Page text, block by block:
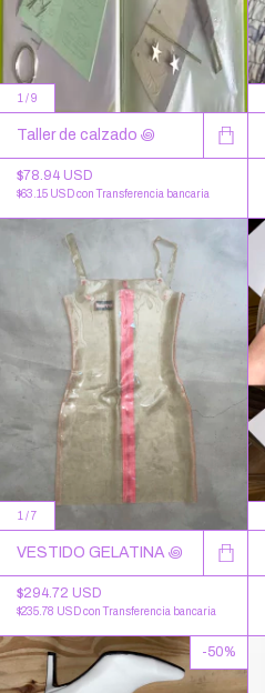
1 /9
Taller de calzado ꩜
$78.94 USD
$63.15 USDcon Transferencia bancaria
1 /7
VESTIDO GELATINA ꩜
$294.72 USD
$235.78 USDcon Transferencia bancaria
-50%